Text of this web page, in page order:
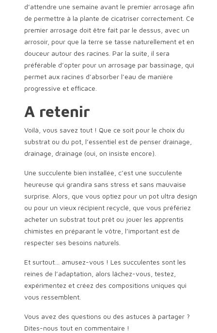
d’attendre une semaine avant le premier arrosage afin
de permettre à la plante de cicatriser correctement. Ce
premier arrosage doit être fait par le dessus, avec un
arrosoir, pour que la terre se tasse naturellement et en
douceur autour des racines. Par la suite, il sera
préférable d’opter pour un arrosage par bassinage, qui
permet aux racines d’absorber l’eau de manière
progressive et efficace.
A retenir
Voilà, vous savez tout ! Que ce soit pour le choix du
substrat ou du pot, l’essentiel est de penser drainage,
drainage, drainage (oui, on insiste encore).
Une succulente bien installée, c’est une succulente
heureuse qui grandira sans stress et sans mauvaise
surprise. Alors, que vous optiez pour un pot ultra design
ou pour un vieux récipient recyclé, que vous préfériez
acheter un substrat tout prêt ou jouer les apprentis
chimistes en préparant le vôtre, l’important est de
respecter ses besoins naturels.
Et surtout… amusez-vous ! Les succulentes sont les
reines de l’adaptation, alors lâchez-vous, testez,
expérimentez et créez des compositions uniques qui
vous ressemblent.
Vous avez des questions ou des astuces à partager ?
Dites-nous tout en commentaire !